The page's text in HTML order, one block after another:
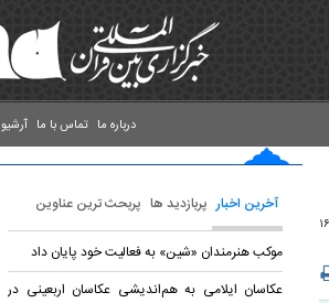
آرشیو تماس با ما درباره ما
آخرین اخبار پربازدید ها پربحث ترین عناوین
موکب هنرمندان «شین» به فعالیت خود پایان داد
عکاسان ایلامی به هم‌اندیشی عکاسان اربعینی در